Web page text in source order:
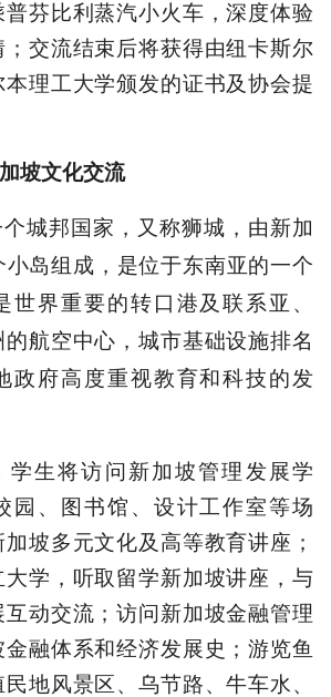
芬比利蒸汽小火车，深度体验
交流结束后将获得由纽卡斯尔
理工大学颁发的证书及协会提
坡文化交流
城邦国家，又称狮城，由新加
小岛组成，是位于东南亚的一个
世界重要的转口港及联系亚、
航空中心，城市基础设施排名
政府高度重视教育和科技的发
学生将访问新加坡管理发展学
园、图书馆、设计工作室等场
坡多元文化及高等教育讲座；
学，听取留学新加坡讲座，与
动交流；访问新加坡金融管理
金融体系和经济发展史；游览鱼
地风景区、乌节路、牛车水、